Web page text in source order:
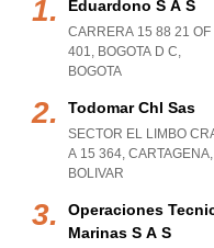
Eduardono S A S
CARRERA 15 88 21 OF
401, BOGOTA D C,
BOGOTA
Todomar Chl Sas
SECTOR EL LIMBO
A 15 364, CARTAGENA,
BOLIVAR
Operaciones
Marinas S A S